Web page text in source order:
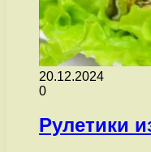
20.12.2024
0
Рулетики